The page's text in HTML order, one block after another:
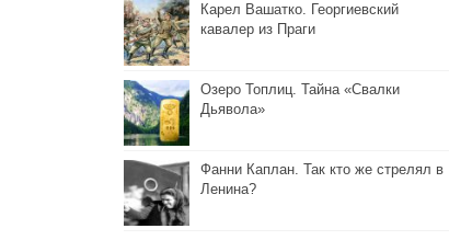
Карел Вашатко. Георгиевский
кавалер из Праги
Озеро Топлиц. Тайна «Свалки
Дьявола»
Фанни Каплан. Так кто же стрелял в
Ленина?